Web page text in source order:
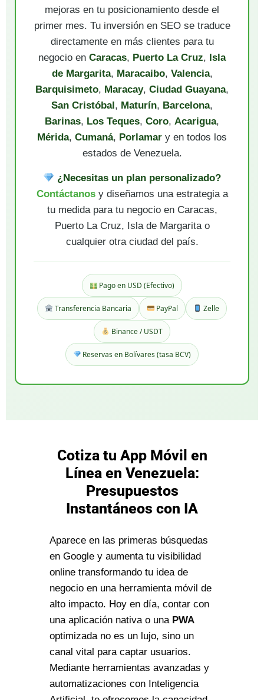
mejoras en tu posicionamiento desde el
primer mes. Tu inversión en SEO se traduce
directamente en más clientes para tu
negocio en Caracas, Puerto La Cruz, Isla
de Margarita, Maracaibo, Valencia,
Barquisimeto, Maracay, Ciudad Guayana,
San Cristóbal, Maturín, Barcelona,
Barinas, Los Teques, Coro, Acarigua,
Mérida, Cumaná, Porlamar y en todos los
estados de Venezuela.
¿Necesitas un plan personalizado?
Contáctanosy diseñamos una estrategia a
tu medida para tu negocio en Caracas,
Puerto La Cruz, Isla de Margarita o
cualquier otra ciudad del país.
Pago en USD (Efectivo)
Transferencia Bancaria PayPal Zelle
Binance / USDT
Reservas en Bolívares (tasa BCV)
Cotiza tu App Móvil en
Línea en Venezuela:
Presupuestos
Instantáneos con IA
Aparece en las primeras búsquedas
en Google y aumenta tu visibilidad
online transformando tu idea de
negocio en una herramienta móvil de
alto impacto. Hoy en día, contar con
una aplicación nativa o una PWA
optimizada no es un lujo, sino un
canal vital para captar usuarios.
Mediante herramientas avanzadas y
automatizaciones con Inteligencia